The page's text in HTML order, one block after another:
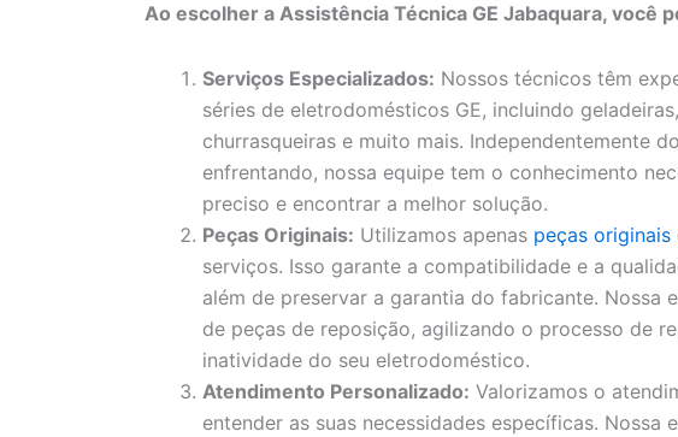
Ao escolher a Assistência Técnica GE Jabaquara, você
Serviços Especializados: Nossos técnicos têm
séries de eletrodomésticos GE, incluindo
churrasqueiras e muito mais. Independentemente
enfrentando, nossa equipe tem o conhecimento
preciso e encontrar a melhor solução.
Peças Originais: Utilizamos apenas peças originais
serviços. Isso garante a compatibilidade e a
além de preservar a garantia do fabricante. Nossa
de peças de reposição, agilizando o processo de
inatividade do seu eletrodoméstico.
Atendimento Personalizado: Valorizamos o
entender as suas necessidades específicas. Nossa